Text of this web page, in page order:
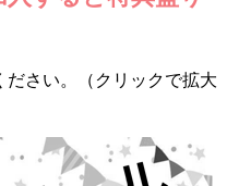
さい。（クリックで拡大